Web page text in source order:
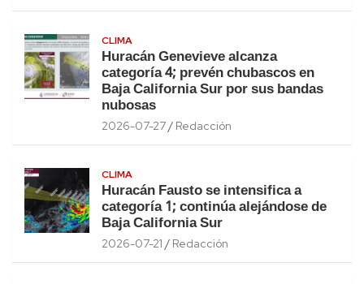
CLIMA
Huracán Genevieve alcanza
categoría 4; prevén chubascos en
Baja California Sur por sus bandas
nubosas
2026-07-27 Redacción
CLIMA
Huracán Fausto se intensifica a
categoría 1; continúa alejándose de
Baja California Sur
2026-07-21 Redacción